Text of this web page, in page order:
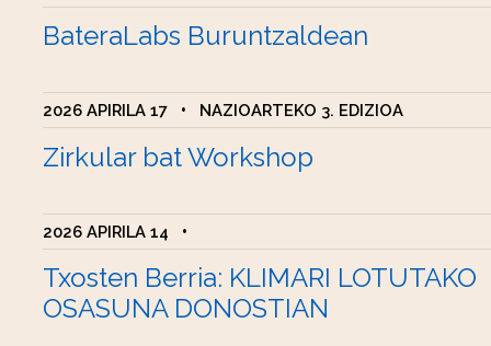
BateraLabs Buruntzaldean
2026 APIRILA 17 • NAZIOARTEKO 3. EDIZIOA
Zirkular bat Workshop
2026 APIRILA 14 •
Txosten Berria: KLIMARI LOTUTAKO
OSASUNA DONOSTIAN